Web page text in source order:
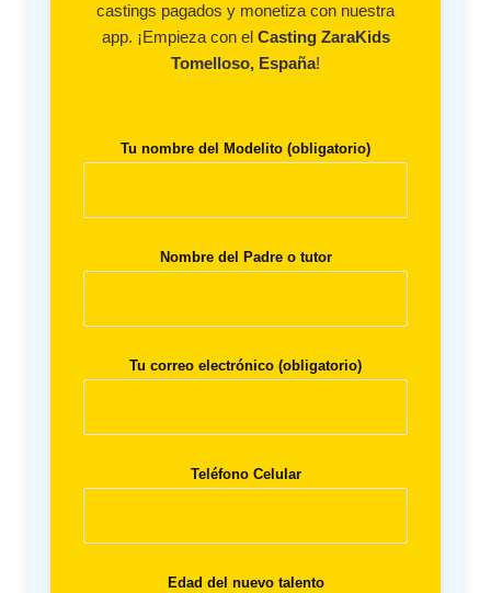
castings pagados y monetiza con nuestra
app. ¡Empieza con el Casting ZaraKids
Tomelloso, España!
Tu nombre del Modelito (obligatorio)
Nombre del Padre o tutor
Tu correo electrónico (obligatorio)
Teléfono Celular
Edad del nuevo talento